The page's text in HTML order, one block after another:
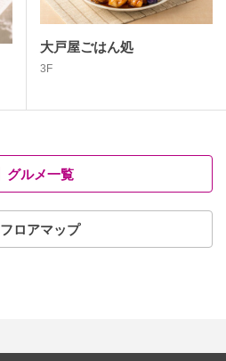
大戸屋ごはん処
3F
グルメ一覧
フロアマップ